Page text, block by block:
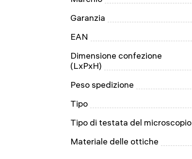
Garanzia
EAN
Dimensione confezione
(LxPxH)
Peso spedizione
Tipo
Tipo di testata del microscopio
Materiale delle ottiche